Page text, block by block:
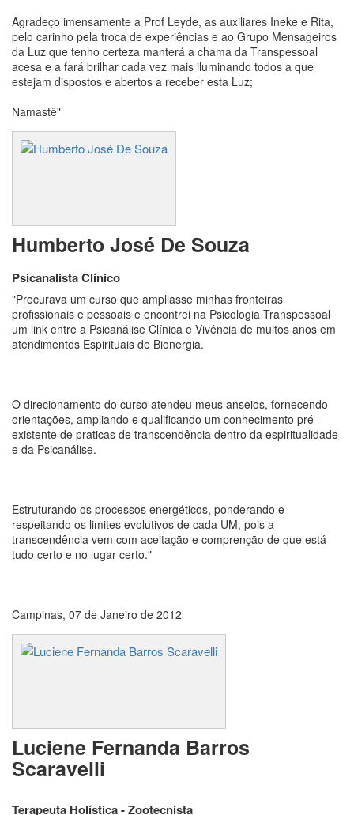
Agradeço imensamente a Prof Leyde, as auxiliares Ineke e Rita,
pelo carinho pela troca de experiências e ao Grupo Mensageiros
da Luz que tenho certeza manterá a chama da Transpessoal
acesa e a fará brilhar cada vez mais iluminando todos a que
estejam dispostos e abertos a receber esta Luz;
Namastê"
Humberto José De Souza
Psicanalista Clínico
"Procurava um curso que ampliasse minhas fronteiras
profissionais e pessoais e encontrei na Psicologia Transpessoal
um link entre a Psicanálise Clínica e Vivência de muitos anos em
atendimentos Espirituais de Bionergia.
O direcionamento do curso atendeu meus anseios, fornecendo
orientações, ampliando e qualificando um conhecimento pré-
existente de praticas de transcendência dentro da espiritualidade
e da Psicanálise.
Estruturando os processos energéticos, ponderando e
respeitando os limites evolutivos de cada UM, pois a
transcendência vem com aceitação e comprenção de que está
tudo certo e no lugar certo."
Campinas, 07 de Janeiro de 2012
Luciene Fernanda Barros
Scaravelli
Terapeuta Holística - Zootecnista